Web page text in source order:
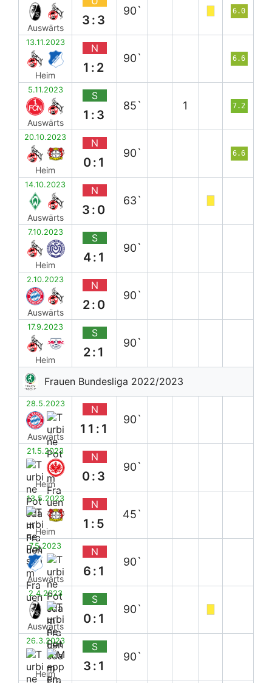
Auswärts
3:3
90` 6.0
13.11.2023
Heim
N
1:2
90` 6.6
5.11.2023
Auswärts
S
1:3
85` 1 7.2
20.10.2023
Heim
N
0:1
90` 6.6
14.10.2023
Auswärts
N
3:0
63`
7.10.2023
Heim
S
4:1
90`
2.10.2023
Auswärts
N
2:0
90`
17.9.2023
Heim
S
2:1
90`
Frauen Bundesliga 2022/2023
28.5.2023
Auswärts
N
11:1
90`
21.5.2023
Heim
N
0:3
90`
13.5.2023
Heim
N
1:5
45`
7.5.2023
Auswärts
N
6:1
90`
2.4.2023
Auswärts
S
0:1
90`
26.3.2023
Heim
S
3:1
90`